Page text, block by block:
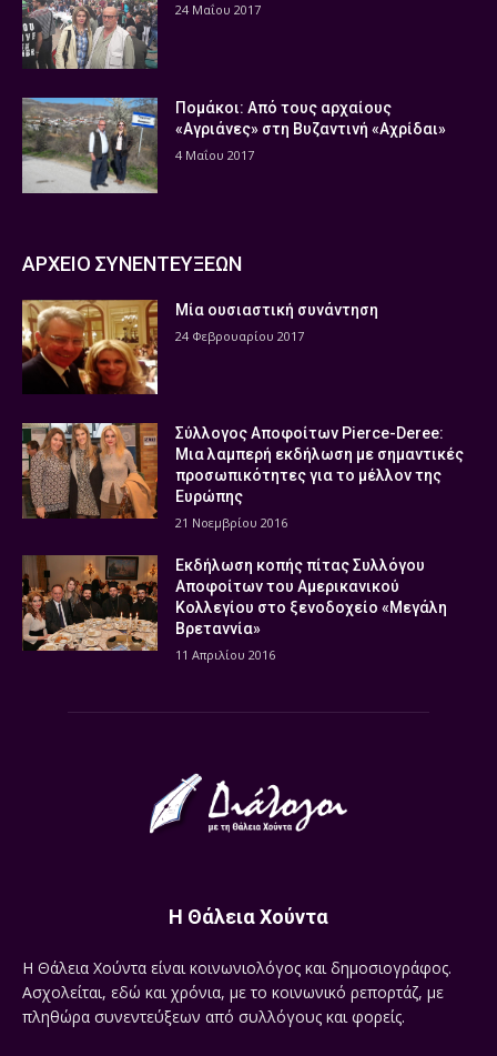
24 Μαΐου 2017
Πομάκοι: Από τους αρχαίους
«Αγριάνες» στη Βυζαντινή «Αχρίδαι»
4 Μαΐου 2017
ΑΡΧΕΙΟ ΣΥΝΕΝΤΕΥΞΕΩΝ
Μία ουσιαστική συνάντηση
24 Φεβρουαρίου 2017
Σύλλογος Αποφοίτων Pierce-Deree:
Μια λαμπερή εκδήλωση με σημαντικές
προσωπικότητες για το μέλλον της
Ευρώπης
21 Νοεμβρίου 2016
Εκδήλωση κοπής πίτας Συλλόγου
Αποφοίτων του Αμερικανικού
Κολλεγίου στο ξενοδοχείο «Μεγάλη
Βρεταννία»
11 Απριλίου 2016
Η Θάλεια Χούντα
Η Θάλεια Χούντα είναι κοινωνιολόγος και δημοσιογράφος.
Ασχολείται, εδώ και χρόνια, με το κοινωνικό ρεπορτάζ, με
πληθώρα συνεντεύξεων από συλλόγους και φορείς.